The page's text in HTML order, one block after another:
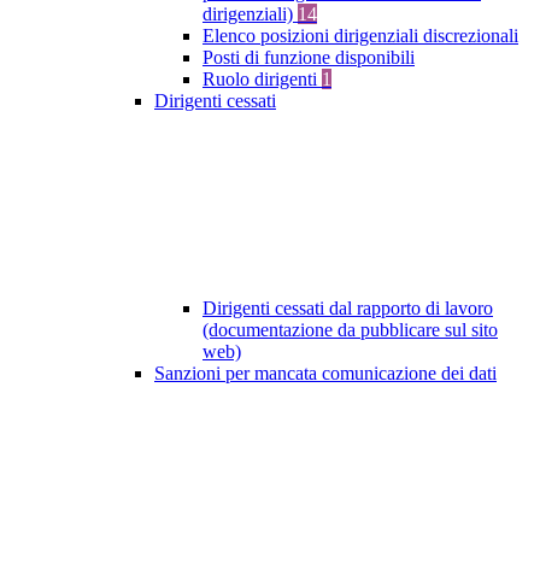
dirigenziali) 14
Elenco posizioni dirigenziali discrezionali
Posti di funzione disponibili
Ruolo dirigenti 1
Dirigenti cessati
Dirigenti cessati dal rapporto di lavoro
(documentazione da pubblicare sul sito
web)
Sanzioni per mancata comunicazione dei dati